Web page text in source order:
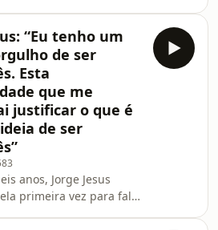
o pai, que era cantor,
cedo que esse
seria o seu caminho.
ao revisitar a
conturbada que viveu,
essa escolha foi
sua. &ldquo;Isto
“Eu tenho um
de ser
Esta
que me
justificar o que é
de ser
anos, Jorge Jesus
primeira vez para falar